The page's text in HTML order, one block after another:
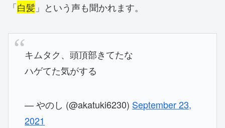
「白髪 」という声も聞かれます。
キムタク、頭頂部きてたな
ハゲてた気がする
— やのし (@akatuki6230) September 23,
2021